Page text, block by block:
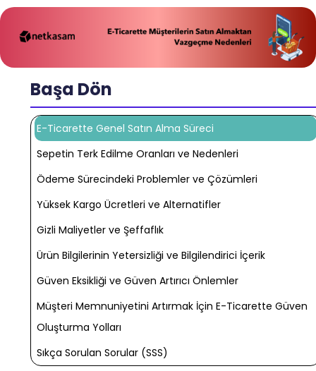
Başa Dön
E-Ticarette Genel Satın Alma Süreci
Sepetin Terk Edilme Oranları ve Nedenleri
Ödeme Sürecindeki Problemler ve Çözümleri
Yüksek Kargo Ücretleri ve Alternatifler
Gizli Maliyetler ve Şeffaflık
Ürün Bilgilerinin Yetersizliği ve Bilgilendirici İçerik
Güven Eksikliği ve Güven Artırıcı Önlemler
Müşteri Memnuniyetini Artırmak İçin E-Ticarette Güven
Oluşturma Yolları
Sıkça Sorulan Sorular (SSS)